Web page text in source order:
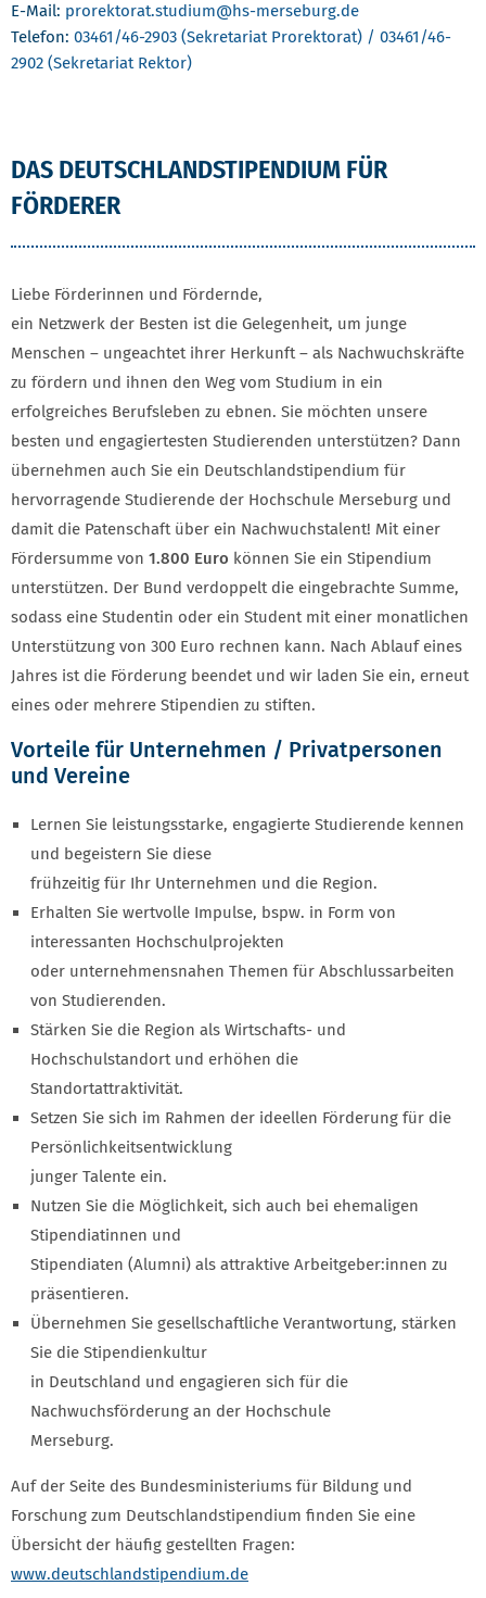
E-Mail: prorektorat.studium@hs-merseburg.de
Telefon: 03461/46-2903 (Sekretariat Prorektorat) / 03461/46-
2902 (Sekretariat Rektor)
DAS DEUTSCHLANDSTIPENDIUM FÜR
DAS DEUTSCHLANDSTIPENDIUM FÜR
FÖRDERER
Liebe Förderinnen und Fördernde,
ein Netzwerk der Besten ist die Gelegenheit, um junge
Menschen – ungeachtet ihrer Herkunft – als Nachwuchskräfte
zu fördern und ihnen den Weg vom Studium in ein
erfolgreiches Berufsleben zu ebnen. Sie möchten unsere
besten und engagiertesten Studierenden unterstützen? Dann
übernehmen auch Sie ein Deutschlandstipendium für
hervorragende Studierende der Hochschule Merseburg und
damit die Patenschaft über ein Nachwuchstalent! Mit einer
Fördersumme von 1.800 Euro können Sie ein Stipendium
unterstützen. Der Bund verdoppelt die eingebrachte Summe,
sodass eine Studentin oder ein Student mit einer monatlichen
Unterstützung von 300 Euro rechnen kann. Nach Ablauf eines
Jahres ist die Förderung beendet und wir laden Sie ein, erneut
eines oder mehrere Stipendien zu stiften.
Vorteile für Unternehmen / Privatpersonen
und Vereine
Lernen Sie leistungsstarke, engagierte Studierende kennen
und begeistern Sie diese
frühzeitig für Ihr Unternehmen und die Region.
Erhalten Sie wertvolle Impulse, bspw. in Form von
interessanten Hochschulprojekten
oder unternehmensnahen Themen für Abschlussarbeiten
von Studierenden.
Stärken Sie die Region als Wirtschafts- und
Hochschulstandort und erhöhen die
Standortattraktivität.
Setzen Sie sich im Rahmen der ideellen Förderung für die
Persönlichkeitsentwicklung
junger Talente ein.
Nutzen Sie die Möglichkeit, sich auch bei ehemaligen
Stipendiatinnen und
Stipendiaten (Alumni) als attraktive Arbeitgeber:innen zu
präsentieren.
Übernehmen Sie gesellschaftliche Verantwortung, stärken
Sie die Stipendienkultur
in Deutschland und engagieren sich für die
Nachwuchsförderung an der Hochschule
Merseburg.
Auf der Seite des Bundesministeriums für Bildung und
Forschung zum Deutschlandstipendium finden Sie eine
Übersicht der häufig gestellten Fragen:
www.deutschlandstipendium.de